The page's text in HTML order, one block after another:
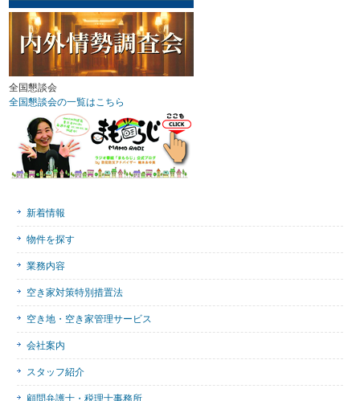
全国懇談会
全国懇談会の一覧はこちら
新着情報
物件を探す
業務内容
空き家対策特別措置法
空き地・空き家管理サービス
会社案内
スタッフ紹介